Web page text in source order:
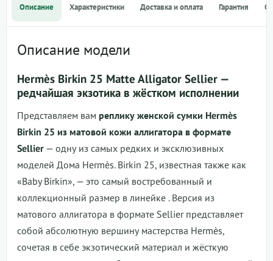
Описание Характеристики Доставка и оплата Гарантия
Описание модели
Hermès Birkin 25 Matte Alligator Sellier —
редчайшая экзотика в жёстком исполнении
Представляем вам реплику женской сумки Hermès
Birkin 25 из матовой кожи аллигатора в формате
Sellier — одну из самых редких и эксклюзивных
моделей Дома Hermès. Birkin 25, известная также как
«Baby Birkin», — это самый востребованный и
коллекционный размер в линейке . Версия из
матового аллигатора в формате Sellier представляет
собой абсолютную вершину мастерства Hermès,
сочетая в себе экзотический материал и жёсткую